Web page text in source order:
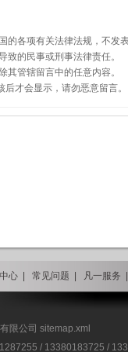
的各项有关法律法规，不发表
致的民事或刑事法律责任。
其管辖留言中的任意内容。
才会显示，请勿恶意留言。
心 常见问题 凡一服务
限公司 sitemap.xml
/ 13380183725 /